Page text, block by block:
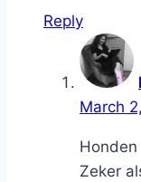
Reply
March
Zeker